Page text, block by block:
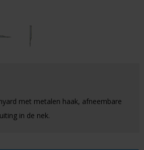
met metalen haak, afneembare
in de nek.